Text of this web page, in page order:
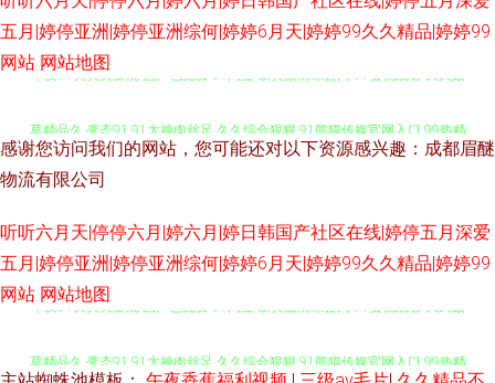
五月|婷停亚洲|婷停亚洲综何|婷婷6月天|婷婷99久久精品|婷婷99
网站 网站地图
午夜91爽爽爽影院 国产色免费 91网业 欧美激情综合网 91蜜桃观看 久久嫩
草精品久 变态91 91大神肉丝足 久久综合狠狠 91熊猫传媒官网入口 99热精
品在线 久久色九九热 伊人久热精品在 日韩精品一级二级 超碰人人色人人色
白虎91唐伯虎51导航网页 欧美不卡啪啪 91看片下载包 国产免费卡一卡九十
天堂中文Av 成人性交在线 wwwww俄罗斯ww在线观看 久久一级黄色网址 97
感谢您访问我们的网站，您可能还对以下资源感兴趣：成都眉醚
物流有限公司
听听六月天|停停六月|婷六月|婷日韩国产社区在线|婷停五月深爱
五月|婷停亚洲|婷停亚洲综何|婷婷6月天|婷婷99久久精品|婷婷99
网站 网站地图
午夜91爽爽爽影院 国产色免费 91网业 欧美激情综合网 91蜜桃观看 久久嫩
草精品久 变态91 91大神肉丝足 久久综合狠狠 91熊猫传媒官网入口 99热精